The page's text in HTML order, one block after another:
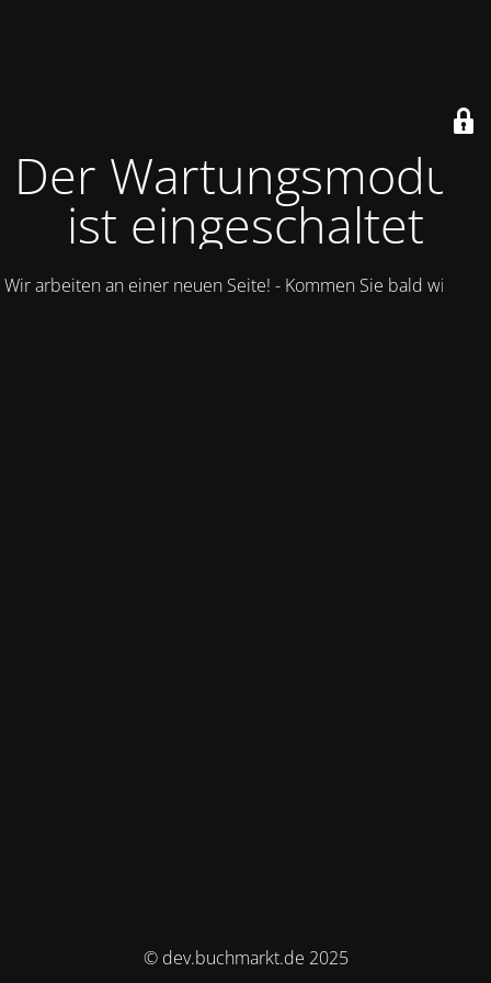
Der Wartungsmodus
ist eingeschaltet
Wir arbeiten an einer neuen Seite! - Kommen Sie bald wieder.
© dev.buchmarkt.de 2025